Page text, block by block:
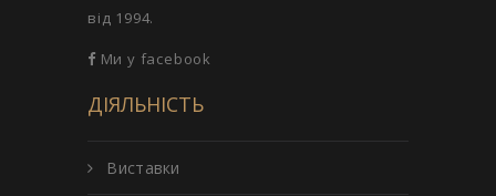
від 1994.
Ми у facebook
ДІЯЛЬНІСТЬ
Виставки